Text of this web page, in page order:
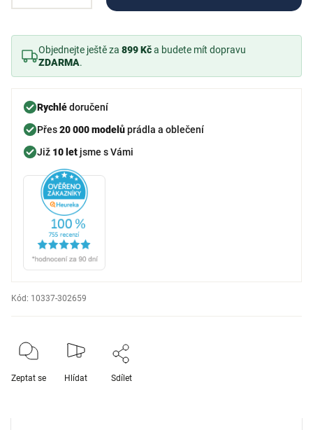
Objednejte ještě za 899 Kča budete mít dopravu
ZDARMA.
Rychlédoručení
Přes20 000 modelůprádla a oblečení
Již 10 let jsme s Vámi
Kód: 10337-302659
Zeptat se Hlídat Sdílet